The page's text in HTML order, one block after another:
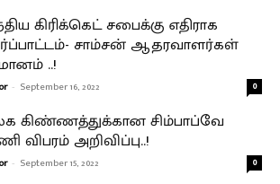
கிரிக்கெட் சபைக்கு எதிராக
சாம்சன் ஆதரவாளர்கள்
..!
- September 16, 2022 0
கிண்ணத்துக்கான சிம்பாப்வே
விபரம் அறிவிப்பு..!
- September 15, 2022 0